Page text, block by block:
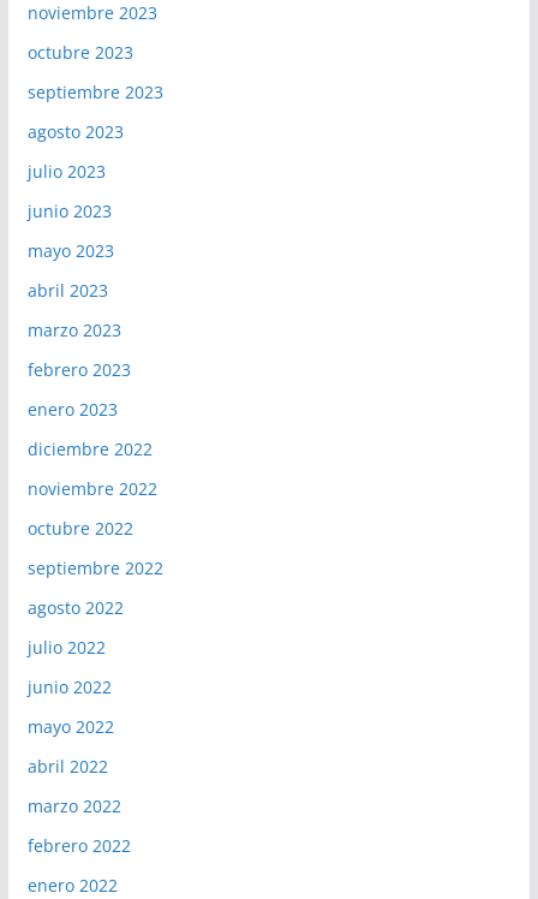
noviembre 2023
octubre 2023
septiembre 2023
agosto 2023
julio 2023
junio 2023
mayo 2023
abril 2023
marzo 2023
febrero 2023
enero 2023
diciembre 2022
noviembre 2022
octubre 2022
septiembre 2022
agosto 2022
julio 2022
junio 2022
mayo 2022
abril 2022
marzo 2022
febrero 2022
enero 2022